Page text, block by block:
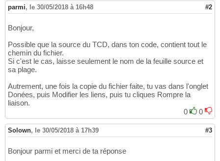
parmi, le 30/05/2018 à 16h48 #2
Bonjour,
Possible que la source du TCD, dans ton code, contient tout le
chemin du fichier.
Si c'est le cas, laisse seulement le nom de la feuille source et
sa plage.
Autrement, une fois la copie du fichier faite, tu vas dans l'onglet
Donées, puis Modifier les liens, puis tu cliques Rompre la
liaison.
0
0
Solown, le 30/05/2018 à 17h39 #3
Bonjour parmi et merci de ta réponse